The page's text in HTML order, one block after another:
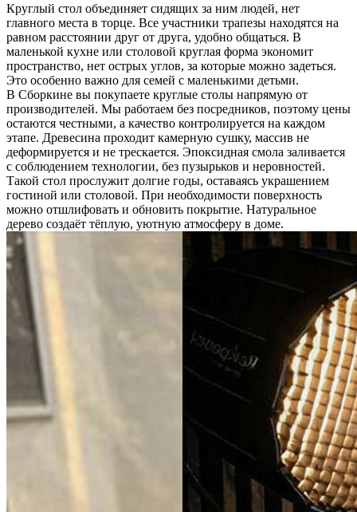
Круглый стол объединяет сидящих за ним людей, нет
главного места в торце. Все участники трапезы находятся на
равном расстоянии друг от друга, удобно общаться. В
маленькой кухне или столовой круглая форма экономит
пространство, нет острых углов, за которые можно задеться.
Это особенно важно для семей с маленькими детьми.
В Сборкине вы покупаете круглые столы напрямую от
производителей. Мы работаем без посредников, поэтому цены
остаются честными, а качество контролируется на каждом
этапе. Древесина проходит камерную сушку, массив не
деформируется и не трескается. Эпоксидная смола заливается
с соблюдением технологии, без пузырьков и неровностей.
Такой стол прослужит долгие годы, оставаясь украшением
гостиной или столовой. При необходимости поверхность
можно отшлифовать и обновить покрытие. Натуральное
дерево создаёт тёплую, уютную атмосферу в доме.